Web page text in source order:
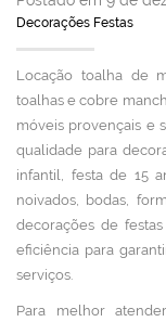
Decorações Festas
Locação toalha de
toalhas e cobre
móveis provençais e
qualidade para
infantil, festa de 15
noivados, bodas,
decorações de
eficiência para
serviços.
Para melhor